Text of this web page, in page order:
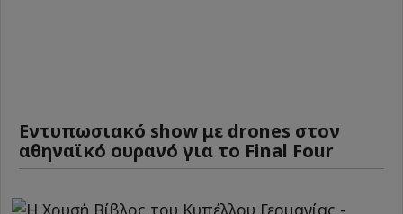
Εντυπωσιακό show με drones στον
αθηναϊκό ουρανό για το Final Four